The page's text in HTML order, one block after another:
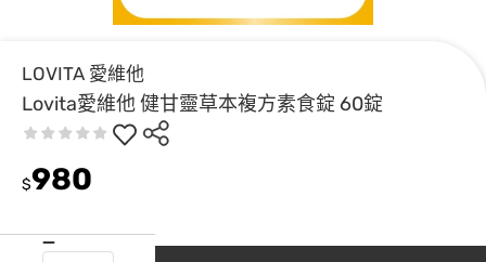
LOVITA 愛維他
Lovita愛維他 健甘靈草本複方素食錠 60錠
$980